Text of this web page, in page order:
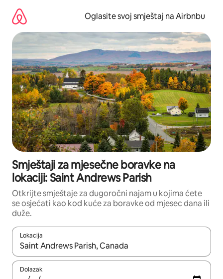
sadržaj
Oglasite svoj smještaj na Airbnbu
Smještaji za mjesečne boravke na
lokaciji: Saint Andrews Parish
Otkrijte smještaje za dugoročni najam u kojima ćete
se osjećati kao kod kuće za boravke od mjesec dana ili
duže.
Lokacija
Kad rezultati budu dostupni, krećite se gore i dolje pomoću
Dolazak